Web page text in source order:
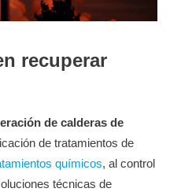
recuperar
de calderas de
de tratamientos de
químicos, al control
técnicas de